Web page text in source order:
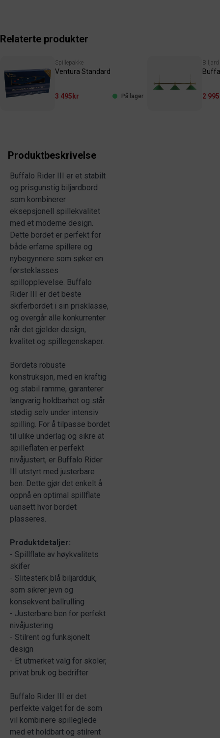
Relaterte produkter
Spillepakke
Ventura Standard
3 495kr På lager 2
Produktbeskrivelse
Buffalo Rider III er et stabilt
og prisgunstig biljardbord
som kombinerer
eksepsjonell spillekvalitet
med et moderne design.
Dette bordet er perfekt for
både erfarne spillere og
nybegynnere som søker en
førsteklasses
spillopplevelse. Buffalo
Rider III er det beste
skiferbordet i sin prisklasse,
og overgår alle konkurrenter
når det gjelder design,
kvalitet og spillegenskaper.
Bordets robuste
konstruksjon, med en kraftig
og stabil ramme, garanterer
langvarig holdbarhet og står
stødig selv under intensiv
spilling. For å tilpasse bordet
til ulike underlag og sikre at
spilleflaten er perfekt
nivåjustert, er Buffalo Rider
III utstyrt med justerbare
ben. Dette gjør det enkelt å
oppnå en optimal spillflate
uansett hvor bordet
plasseres.
Produktdetaljer:
- Spillflate av høykvalitets
skifer
- Slitesterk blå biljardduk,
som sikrer jevn og
konsekvent ballrulling
- Justerbare ben for perfekt
nivåjustering
- Stilrent og funksjonelt
design
- Et utmerket valg for skoler,
privat bruk og bedrifter
Buffalo Rider III er det
perfekte valget for de som
vil kombinere spilleglede
med et holdbart og stilrent